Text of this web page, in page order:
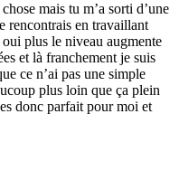
mais tu m’a sorti d’une
rencontrais en travaillant
plus le niveau augmente
et là franchement je suis
ce n’ai pas une simple
plus loin que ça plein
donc parfait pour moi et